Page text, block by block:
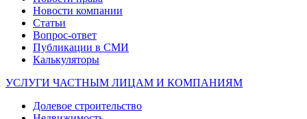
Новости компании
Статьи
Вопрос-ответ
Публикации в СМИ
Калькуляторы
УСЛУГИ ЧАСТНЫМ ЛИЦАМ И КОМПАНИЯМ
Долевое строительство